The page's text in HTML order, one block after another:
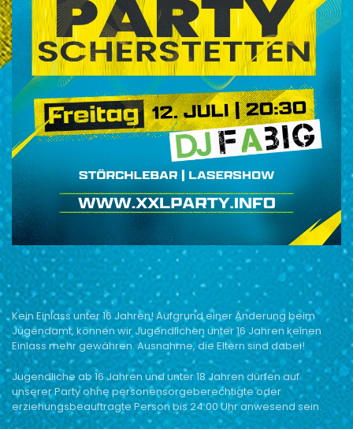
Kein Einlass unter 16 Jahren! Aufgrund einer Änderung beim
Jugendamt, können wir Jugendlichen unter 16 Jahren keinen
Einlass mehr gewähren.Ausnahme, die Eltern sind dabei!
Jugendliche ab 16 Jahren und unter 18 Jahren dürfen auf
unserer Party ohne personensorgeberechtigte oder
erziehungsbeauftragte Person bis 24:00 Uhr anwesend sein.